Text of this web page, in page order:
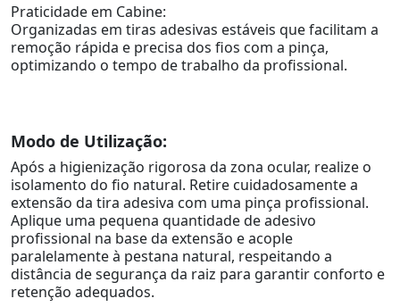
Praticidade em Cabine:
Organizadas em tiras adesivas estáveis que facilitam a
remoção rápida e precisa dos fios com a pinça,
optimizando o tempo de trabalho da profissional.
Modo de Utilização:
Após a higienização rigorosa da zona ocular, realize o
isolamento do fio natural. Retire cuidadosamente a
extensão da tira adesiva com uma pinça profissional.
Aplique uma pequena quantidade de adesivo
profissional na base da extensão e acople
paralelamente à pestana natural, respeitando a
distância de segurança da raiz para garantir conforto e
retenção adequados.